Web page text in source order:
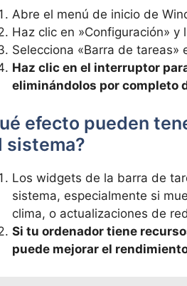
Abre el menú‍ de⁣ inicio de
Haz clic​ en ⁣»Configuración» ‍y
Selecciona «Barra de ‌tareas»
Haz clic​ en⁢ el⁣ interruptor
eliminándolos por completo
efecto pueden
sistema?
Los widgets de la barra de
sistema,‍ especialmente⁢ si
clima, o actualizaciones de
Si ‌tu ordenador tiene
puede mejorar el